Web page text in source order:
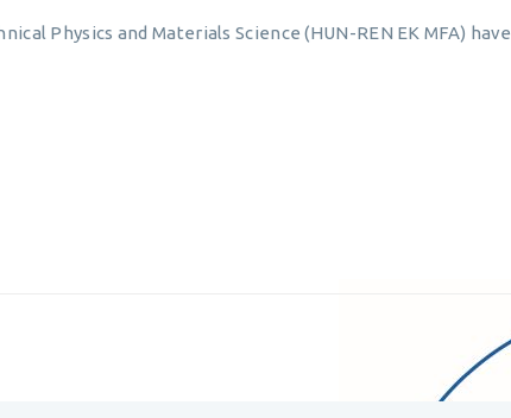
Physics and Materials Science (HUN-REN EK MFA) have